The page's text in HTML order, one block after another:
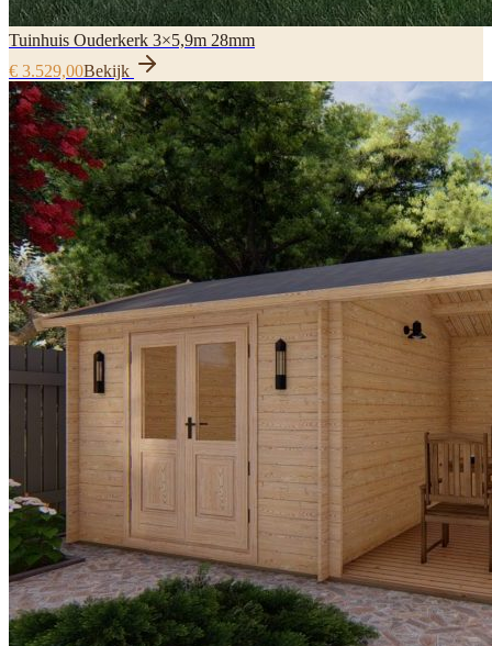
Tuinhuis Ouderkerk 3×5,9m 28mm
€ 3.529,00Bekijk